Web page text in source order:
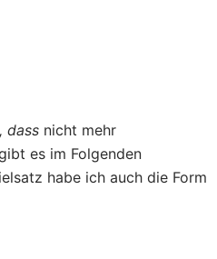
dass nicht mehr
es im Folgenden
habe ich auch die Form